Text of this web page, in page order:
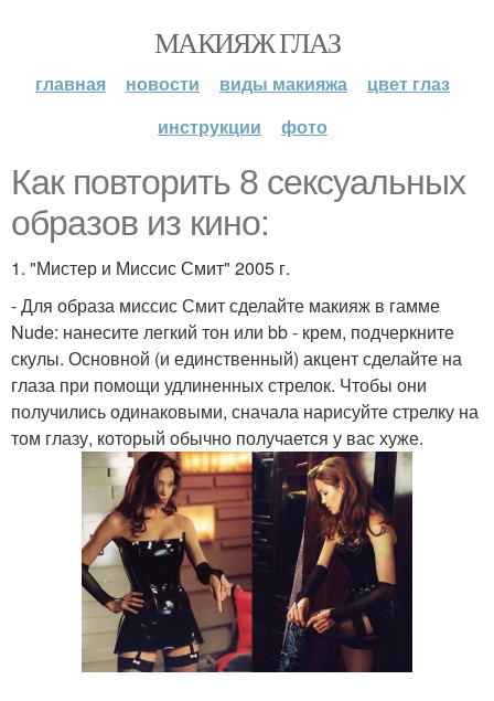
МАКИЯЖ ГЛАЗ
главная новости виды макияжа
цвет глаз
инструкции
фото
Как повторить 8 сексуальных
образов из кино:
1. "Мистер и Миссис Смит" 2005 г.
- Для образа миссис Смит сделайте макияж в гамме
Nude: нанесите легкий тон или bb - крем, подчеркните
скулы. Основной (и единственный) акцент сделайте на
глаза при помощи удлиненных стрелок. Чтобы они
получились одинаковыми, сначала нарисуйте стрелку на
том глазу, который обычно получается у вас хуже.